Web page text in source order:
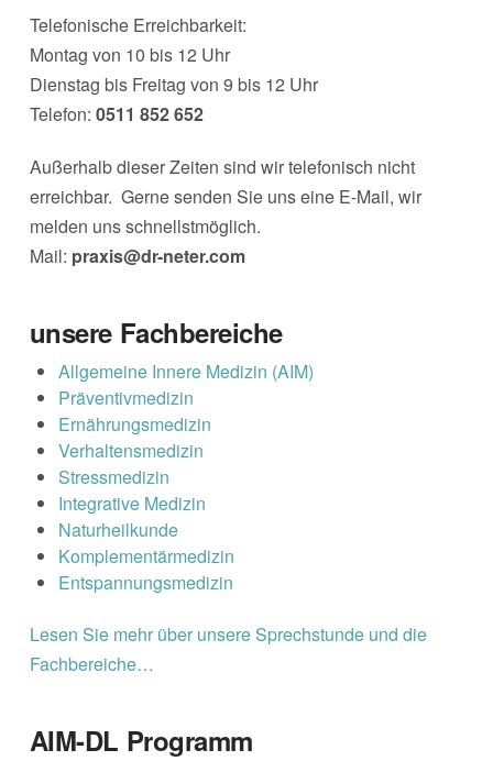
Telefonische Erreichbarkeit:
Montag von 10 bis 12 Uhr
Dienstag bis Freitag von 9 bis 12 Uhr
Telefon: 0511 852 652
Außerhalb dieser Zeiten sind wir telefonisch nicht
erreichbar. Gerne senden Sie uns eine E-Mail, wir
melden uns schnellstmöglich.
Mail: praxis@dr-neter.com
unsere Fachbereiche
Allgemeine Innere Medizin (AIM)
Präventivmedizin
Ernährungsmedizin
Verhaltensmedizin
Stressmedizin
Integrative Medizin
Naturheilkunde
Komplementärmedizin
Entspannungsmedizin
Lesen Sie mehr über unsere Sprechstunde und die
Fachbereiche…
AIM-DL Programm